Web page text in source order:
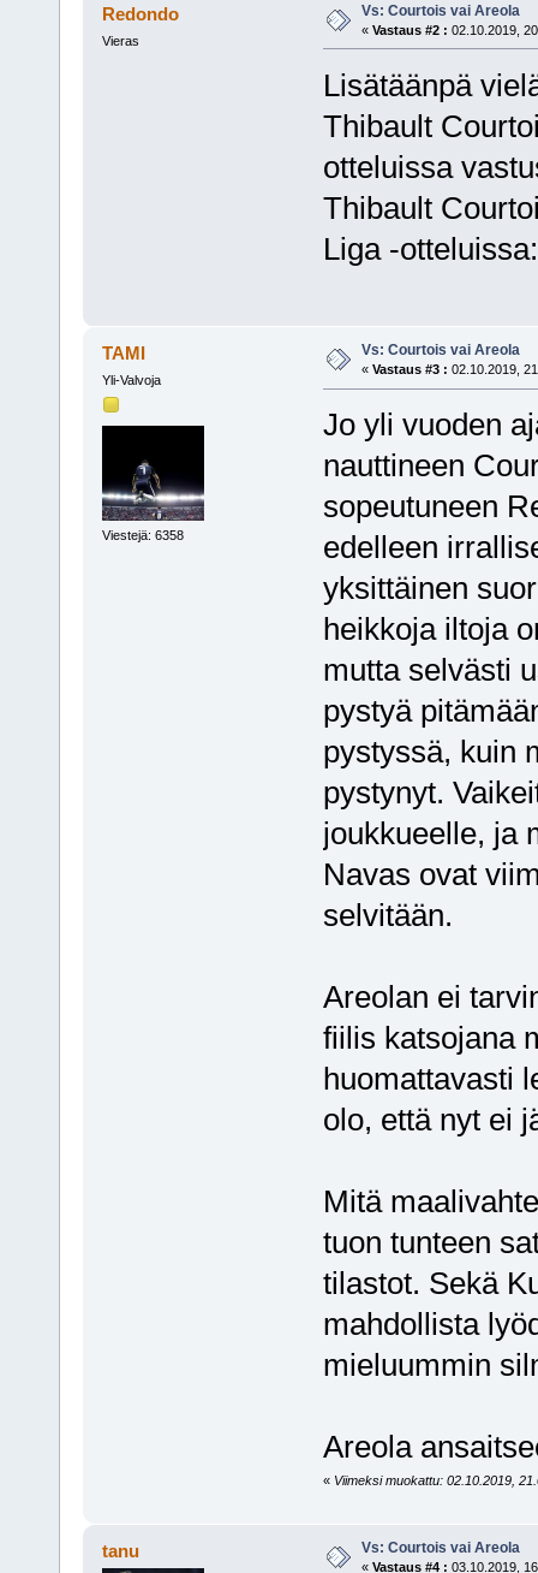
Redondo
Vieras
Vs: Courtois vai Areola
« Vastaus #2 : 02.10.2019,
Lisätäänpä
Thibault
otteluissa
Thibault
Liga -
TAMI
Yli-Valvoja
Viestejä: 6358
Vs: Courtois vai Areola
« Vastaus #3 : 02.10.2019,
Jo yli vuoden
nauttineen
sopeutuneen
edelleen
yksittäinen
heikkoja iltoja
mutta selvästi
pystyä
pystyssä, kuin
pystynyt.
joukkueelle, ja
Navas ovat
selvitään.
Areolan ei
fiilis katsojana
huomattavasti
olo, että nyt ei
Mitä
tuon tunteen
tilastot. Sekä
mahdollista
mieluummin
Areola
« Viimeksi muokattu: 02.10.2019,
tanu Vs: Courtois vai Areola
« Vastaus #4 : 03.10.2019,